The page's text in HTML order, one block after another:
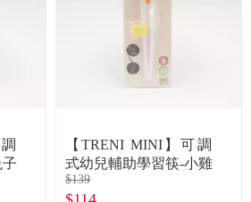
【TRENI MINI】可調
式幼兒輔助學習筷-小雞
$139